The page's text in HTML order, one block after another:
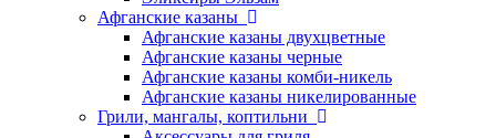
Афганские казаны
Афганские казаны двухцветные
Афганские казаны черные
Афганские казаны комби-никель
Афганские казаны никелированные
Грили, мангалы, коптильни